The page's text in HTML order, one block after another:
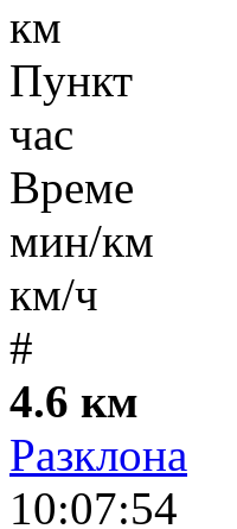
км
Пункт
час
Време
мин/км
км/ч
#
4.6 км
Разклона
10:07:54